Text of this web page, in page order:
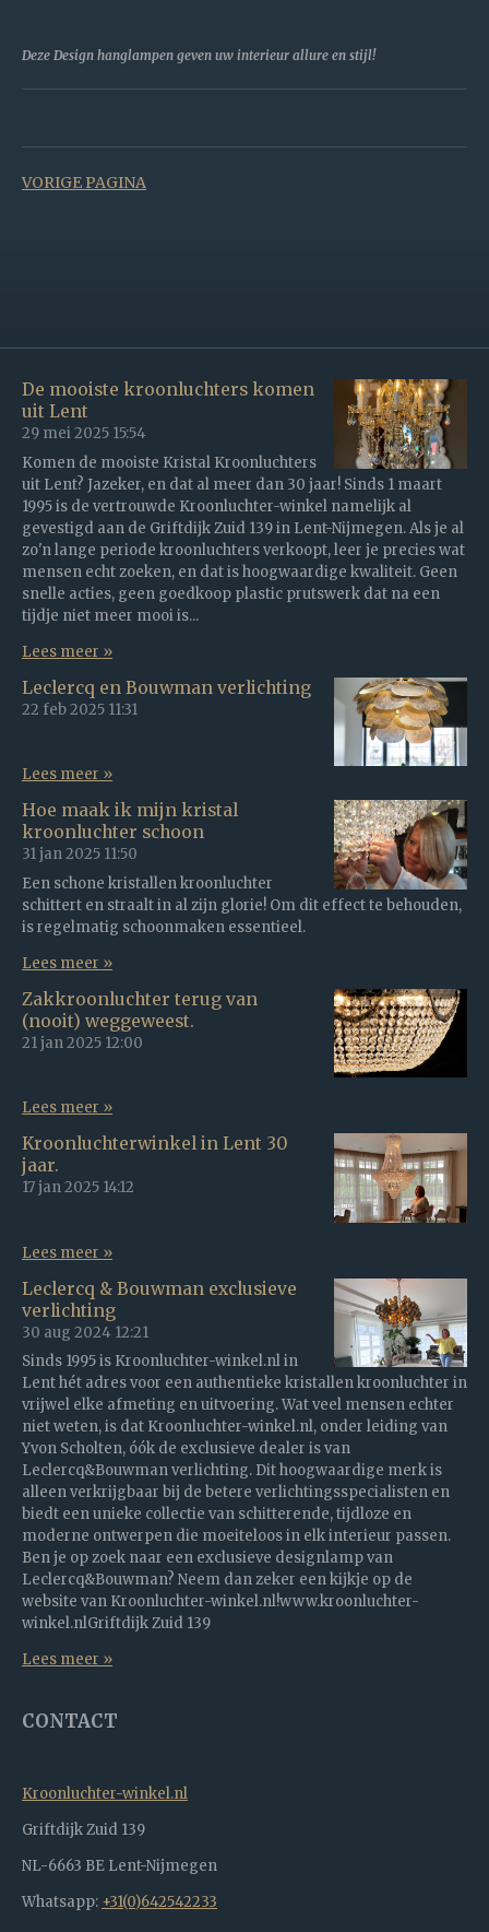
Deze Design hanglampen geven uw interieur allure en stijl!
VORIGE PAGINA
De mooiste kroonluchters komen
uit Lent
29 mei 2025 15:54
Komen de mooiste Kristal Kroonluchters
uit Lent? Jazeker, en dat al meer dan 30 jaar! Sinds 1 maart
1995 is de vertrouwde Kroonluchter-winkel namelijk al
gevestigd aan de Griftdijk Zuid 139 in Lent-Nijmegen. Als je al
zo'n lange periode kroonluchters verkoopt, leer je precies wat
mensen echt zoeken, en dat is hoogwaardige kwaliteit. Geen
snelle acties, geen goedkoop plastic prutswerk dat na een
tijdje niet meer mooi is...
Lees meer »
Leclercq en Bouwman verlichting
22 feb 2025 11:31
Lees meer »
Hoe maak ik mijn kristal
kroonluchter schoon
31 jan 2025 11:50
Een schone kristallen kroonluchter
schittert en straalt in al zijn glorie! Om dit effect te behouden,
is regelmatig schoonmaken essentieel.
Lees meer »
Zakkroonluchter terug van
(nooit) weggeweest.
21 jan 2025 12:00
Lees meer »
Kroonluchterwinkel in Lent 30
jaar.
17 jan 2025 14:12
Lees meer »
Leclercq & Bouwman exclusieve
verlichting
30 aug 2024 12:21
Sinds 1995 is Kroonluchter-winkel.nl in
Lent hét adres voor een authentieke kristallen kroonluchter in
vrijwel elke afmeting en uitvoering. Wat veel mensen echter
niet weten, is dat Kroonluchter-winkel.nl, onder leiding van
Yvon Scholten, óók de exclusieve dealer is van
Leclercq&Bouwman verlichting. Dit hoogwaardige merk is
alleen verkrijgbaar bij de betere verlichtingsspecialisten en
biedt een unieke collectie van schitterende, tijdloze en
moderne ontwerpen die moeiteloos in elk interieur passen.
Ben je op zoek naar een exclusieve designlamp van
Leclercq&Bouwman? Neem dan zeker een kijkje op de
website van Kroonluchter-winkel.nl!www.kroonluchter-
winkel.nlGriftdijk Zuid 139
Lees meer »
CONTACT
Kroonluchter-winkel.nl
Griftdijk Zuid 139
NL-6663 BE Lent-Nijmegen
Whatsapp: +31(0)642542233